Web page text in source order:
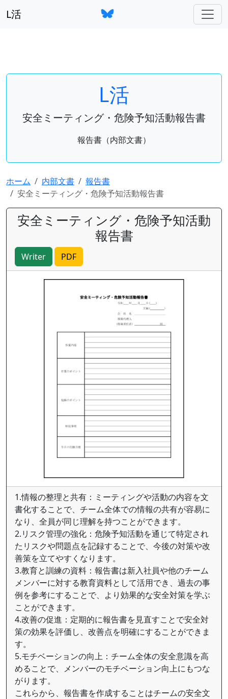
L活
L活
安全ミーティング・危険予知活動報告書
報告書（内部文書）
ホーム 内部文書
報告書
安全ミーティング・危険予知活動報告書
安全ミーティング・危険予知活動
報告書
Writer PDF
1.情報の整理と共有：ミーティングや活動の内容を文
書化することで、チーム全体での情報の共有が容易に
なり、全員が同じ理解を持つことができます。
2.リスク管理の強化：危険予知活動を通じて特定され
たリスクや問題点を記録することで、今後の対策や改
善策を立てやすくなります。
3.教育と訓練の資料：報告書は新入社員や他のチーム
メンバーに対する教育資料として活用でき、過去の事
例を参考にすることで、より効果的な安全対策を学ぶ
ことができます。
4.改善の促進：定期的に報告書を見直すことで安全対
策の効果を評価し、改善点を明確にすることができま
す。
5.モチベーションの向上：チーム全体の安全意識を高
めることで、メンバーのモチベーション向上にもつな
がります。
これらから、報告書を作成することはチームの安全文